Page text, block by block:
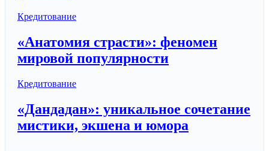
Кредитование
«Анатомия страсти»: феномен
мировой популярности
Кредитование
«Дандадан»: уникальное сочетание
мистики, экшена и юмора